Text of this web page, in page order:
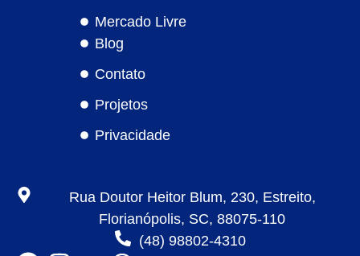
Mercado Livre
Blog
Contato
Projetos
Privacidade
Rua Doutor Heitor Blum, 230, Estreito,
Florianópolis, SC, 88075-110
(48) 98802-4310